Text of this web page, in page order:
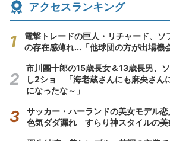
アクセスランキング
電撃トレードの巨人・リチャード、ソ
の存在感薄れ...「他球団の方が出場機
市川團十郎の15歳長女＆13歳長男、
し2ショ 「海老蔵さんにも麻央さん
になったな～」
サッカー・ハーランドの美女モデル
色気ダダ漏れ すらり神スタイルの美